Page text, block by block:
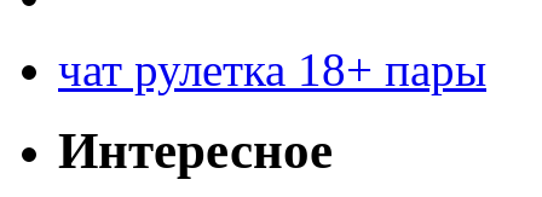
чат рулетка 18+ пары
Интересное